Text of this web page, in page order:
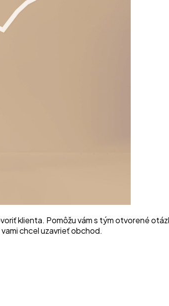
klienta. Pomôžu vám s tým otvorené
chcel uzavrieť obchod.